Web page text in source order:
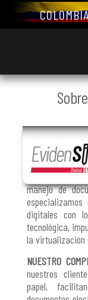
QUIÉNES
Sobre
Somos
manejo de
digitales con
tecnológica,
la virtualización
NUESTRO
nuestros
papel,